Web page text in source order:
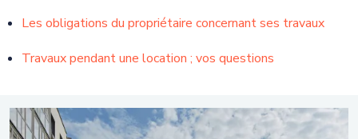
Les obligations du propriétaire concernant ses travaux
Travaux pendant une location ; vos questions